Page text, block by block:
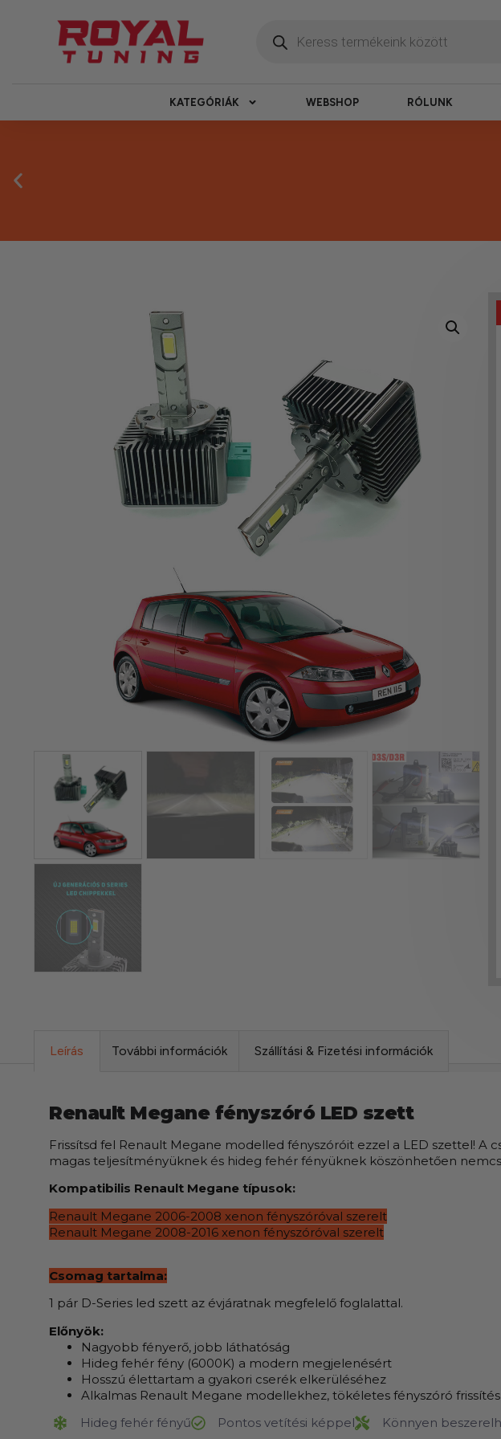
KATEGÓRIÁK WEBSHOP RÓLUNK
Kínálatunkban kizárólag olyan termékek szerepelnek,
Leírás További információk Szállítási & Fizetési információk
Renault Megane fényszóró LED szett
Frissítsd fel Renault Megane modelled fényszóróit ezzel a LED szettel! A
magas teljesítményüknek és hideg fehér fényüknek köszönhetően
Kompatibilis Renault Megane típusok:
Renault Megane 2006-2008 xenon fényszóróval szerelt
Renault Megane 2008-2016 xenon fényszóróval szerelt
Csomag tartalma:
1 pár D-Series led szett az évjáratnak megfelelő foglalattal.
Előnyök:
Nagyobb fényerő, jobb láthatóság
Hideg fehér fény (6000K) a modern megjelenésért
Hosszú élettartam a gyakori cserék elkerüléséhez
Alkalmas Renault Megane modellekhez, tökéletes fényszóró
Hideg fehér fényű
Pontos vetítési képpel Könnyen